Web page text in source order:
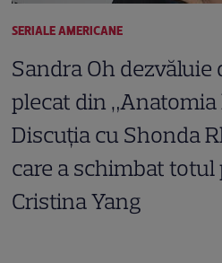
SERIALE AMERICANE
Sandra Oh dezvăluie
plecat din „Anatomia
Discuția cu Shonda
care a schimbat totul
Cristina Yang